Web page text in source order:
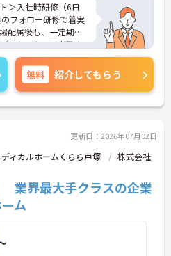
＞入社時研修（6日
フォロー研修で着実
配属後も、一定期間
ルシフト」で業務を
むことはありませ
を磨いて年収アップ
に反映される仕組み
社内専門資格制度
格につき月給＋1万円
。キャリアアップす
いモチベーションで
ープならではの手厚
度が満載♪産休・育
フステージが変わっ
る環境が整っていま
無料 紹介してもらう
更新日：2026年07月02日
ィカルホームくらら戸塚
株式会社
業界最大手クラスの企業
ム